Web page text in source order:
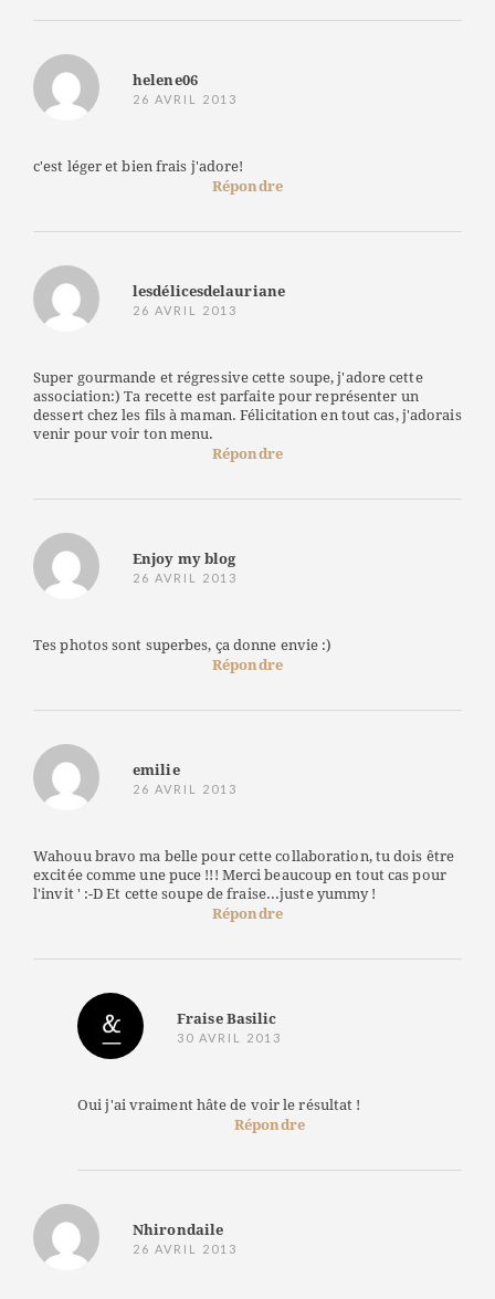
helene06
26 AVRIL 2013
c'est léger et bien frais j'adore!
Répondre
lesdélicesdelauriane
26 AVRIL 2013
Super gourmande et régressive cette soupe, j'adore cette
association:) Ta recette est parfaite pour représenter un
dessert chez les fils à maman. Félicitation en tout cas, j'adorais
venir pour voir ton menu.
Répondre
Enjoy my blog
26 AVRIL 2013
Tes photos sont superbes, ça donne envie :)
Répondre
emilie
26 AVRIL 2013
Wahouu bravo ma belle pour cette collaboration, tu dois être
excitée comme une puce !!! Merci beaucoup en tout cas pour
l'invit ' :-D Et cette soupe de fraise...juste yummy !
Répondre
Fraise Basilic
30 AVRIL 2013
Oui j'ai vraiment hâte de voir le résultat !
Répondre
Nhirondaile
26 AVRIL 2013